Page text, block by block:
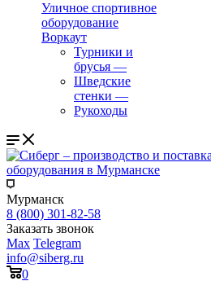
Уличное спортивное
оборудование
Воркаут
Турники и
брусья —
Шведские
стенки —
Рукоходы
Мурманск
8 (800) 301-82-58
Заказать звонок
Max Telegram
info@siberg.ru
0